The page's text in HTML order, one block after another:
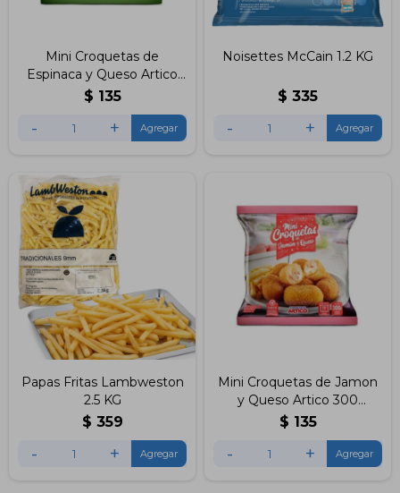
Mini Croquetas de
Espinaca y Queso Artico
300 Gramos
$ 135
- +
Noisettes McCain 1.2 KG
$ 335
- +
Papas Fritas Lambweston
2.5 KG
$ 359
- +
Mini Croquetas de Jamon
y Queso Artico 300
Gramos
$ 135
- +